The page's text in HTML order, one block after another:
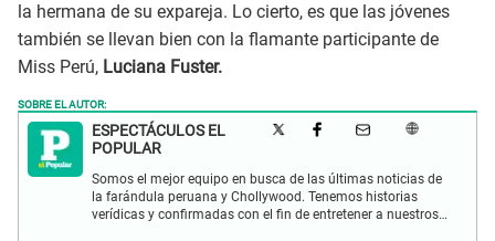
la hermana de su expareja. Lo cierto, es que las jóvenes
también se llevan bien con la flamante participante de
Miss Perú, Luciana Fuster.
SOBRE EL AUTOR:
ESPECTÁCULOS EL
POPULAR
Somos el mejor equipo en busca de las últimas noticias de
la farándula peruana y Chollywood. Tenemos historias
verídicas y confirmadas con el fin de entretener a nuestros